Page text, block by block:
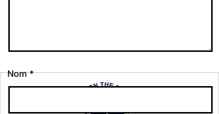
Nom*